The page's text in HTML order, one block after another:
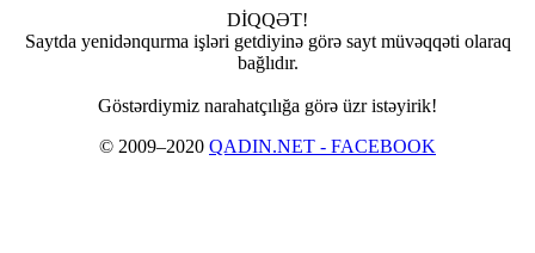
DİQQƏT!
Saytda yenidənqurma işləri getdiyinə görə sayt müvəqqəti olaraq
bağlıdır.
Göstərdiymiz narahatçılığa görə üzr istəyirik!
© 2009–2020 QADIN.NET - FACEBOOK